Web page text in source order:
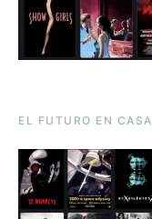
EL FUTURO EN CASA